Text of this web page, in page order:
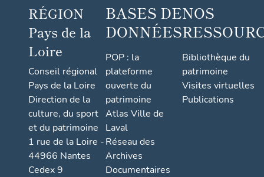
Tertre-
Saint-
Laurent
RÉGION
Pays de la
Loire
Conseil régional
Pays de la Loire
Direction de la
culture, du sport
et du patrimoine
1 rue de la Loire -
44966 Nantes
Cedex 9
BASES DE
DONNÉES
POP : la
plateforme
ouverte du
patrimoine
Atlas Ville de
Laval
Réseau des
Archives
Documentaires
NOS
Bibliothèque du
patrimoine
Visites virtuelles
Publications